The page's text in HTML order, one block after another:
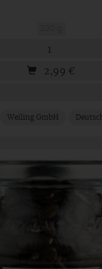
2,99 €
Weiling GmbH